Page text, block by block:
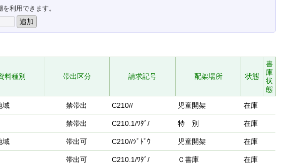
利用できます。
料種別 帯出区分 請求記号 配架場所 状態
書
庫
状
態
域 禁帯出 C210// 児童開架 在庫
禁帯出 C210.1/ﾜﾀﾞ/ 特 別 在庫
域 帯出可 C210//ｼﾞﾄﾞｳ 児童開架 在庫
帯出可 C210.1/ﾜﾀﾞ/ Ｃ書庫 在庫